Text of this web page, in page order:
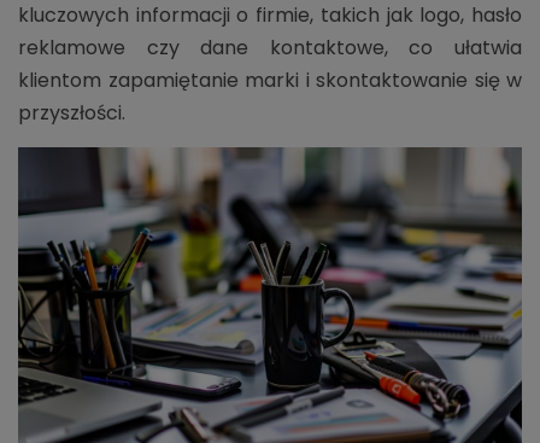
kluczowych informacji o firmie, takich jak logo, hasło
reklamowe czy dane kontaktowe, co ułatwia
klientom zapamiętanie marki i skontaktowanie się w
przyszłości.